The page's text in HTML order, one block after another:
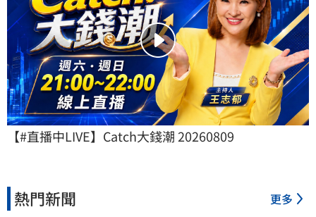
【#直播中LIVE】Catch大錢潮 20260809
熱門新聞 更多